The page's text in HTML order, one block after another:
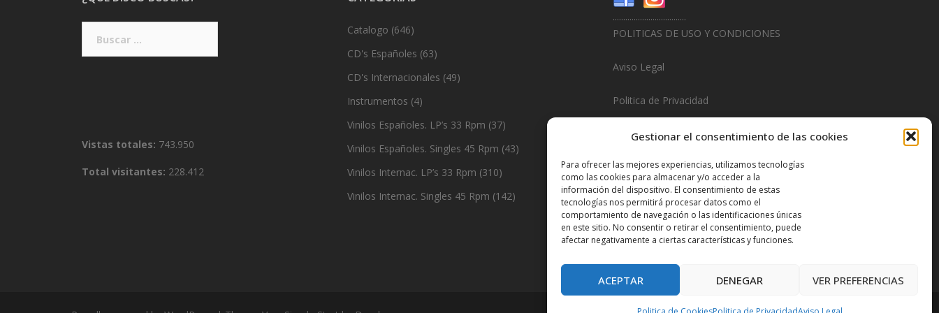
Gestionar el consentimiento de las cookies
Para ofrecer las mejores experiencias, utilizamos tecnologías
como las cookies para almacenar y/o acceder a la
información del dispositivo. El consentimiento de estas
tecnologías nos permitirá procesar datos como el
comportamiento de navegación o las identificaciones únicas
en este sitio. No consentir o retirar el consentimiento, puede
afectar negativamente a ciertas características y funciones.
ACEPTAR DENEGAR VER PREFERENCIAS
Vistas totales: 743.950
Total visitantes: 228.412
Catalogo (646)
CD's Españoles (63)
CD's Internacionales (49)
Instrumentos (4)
Vinilos Españoles. LP’s 33 Rpm (37)
Vinilos Españoles. Singles 45 Rpm (43)
Vinilos Internac. LP’s 33 Rpm (310)
Vinilos Internac. Singles 45 Rpm (142)
...................................
POLITICAS DE USO Y CONDICIONES
Aviso Legal
Politica de Privacidad
Politica de Cookies
Design & Promotions ByHitred.com